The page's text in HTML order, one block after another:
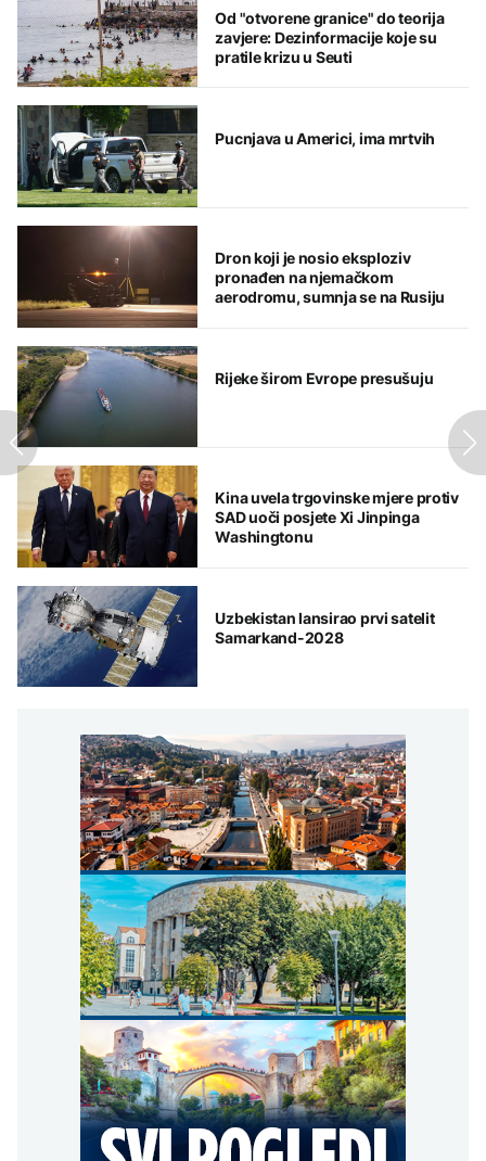
Od "otvorene granice" do teorija
zavjere: Dezinformacije koje su
pratile krizu u Seuti
Pucnjava u Americi, ima mrtvih
Dron koji je nosio eksploziv
pronađen na njemačkom
aerodromu, sumnja se na Rusiju
Rijeke širom Evrope presušuju
Kina uvela trgovinske mjere protiv
SAD uoči posjete Xi Jinpinga
Washingtonu
Uzbekistan lansirao prvi satelit
Samarkand-2028